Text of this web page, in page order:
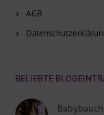
AGB
BELIEBTE